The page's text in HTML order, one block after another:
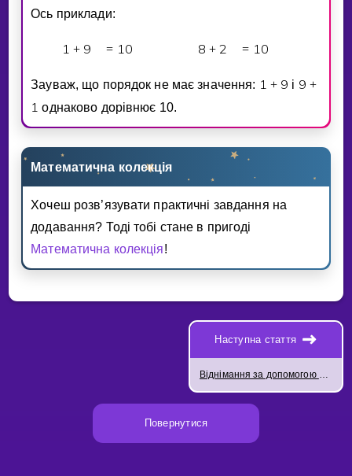
Ось приклади:
1 + 9 = 1 0 8 + 2 = 1 0
Зауваж, що порядок не має значення: 1 + 9 i 9 +
1 однаково дорiвнює 10.
Математична колекцiя
Хочеш розв’язувати практичнi завдання на
додавання? Тодi тобi стане в пригодi
Математична колекцiя!
Наступна стаття
Повернутися